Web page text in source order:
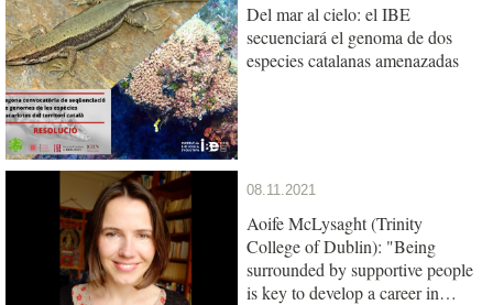
Del mar al cielo: el IBE
secuenciará el genoma de dos
especies catalanas amenazadas
08.11.2021
Aoife McLysaght (Trinity
College of Dublin): "Being
surrounded by supportive people
is key to develop a career in